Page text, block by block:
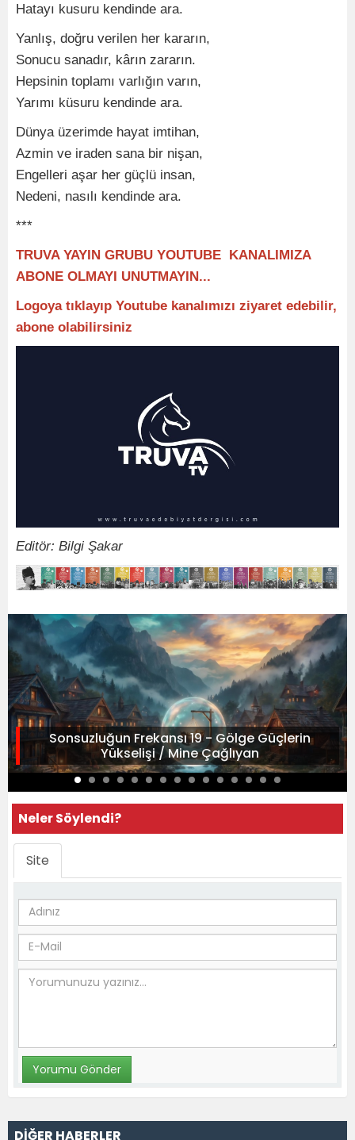
Hatayı kusuru kendinde ara.
Yanlış, doğru verilen her kararın,
Sonucu sanadır, kârın zararın.
Hepsinin toplamı varlığın varın,
Yarımı küsuru kendinde ara.
Dünya üzerimde hayat imtihan,
Azmin ve iraden sana bir nişan,
Engelleri aşar her güçlü insan,
Nedeni, nasılı kendinde ara.
***
TRUVA YAYIN GRUBU YOUTUBE KANALIMIZA
ABONE OLMAYI UNUTMAYIN...
Logoya tıklayıp Youtube kanalımızı ziyaret edebilir,
abone olabilirsiniz
Editör: Bilgi Şakar
Sonsuzluğun Frekansı 19 - Gölge Güçlerin
Yükselişi / Mine Çağlıyan
Neler Söylendi?
Site
DİĞER HABERLER